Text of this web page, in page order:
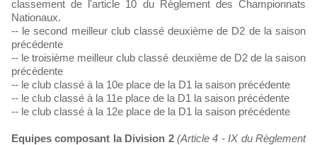
classement de l'article 10 du Règlement des Championnats
Nationaux.
-- le second meilleur club classé deuxième de D2 de la saison
précédente
-- le troisième meilleur club classé deuxième de D2 de la saison
précédente
-- le club classé à la 10e place de la D1 la saison précédente
-- le club classé à la 11e place de la D1 la saison précédente
-- le club classé à la 12e place de la D1 la saison précédente
Equipes composant la Division 2 (Article 4 - IX du Règlement